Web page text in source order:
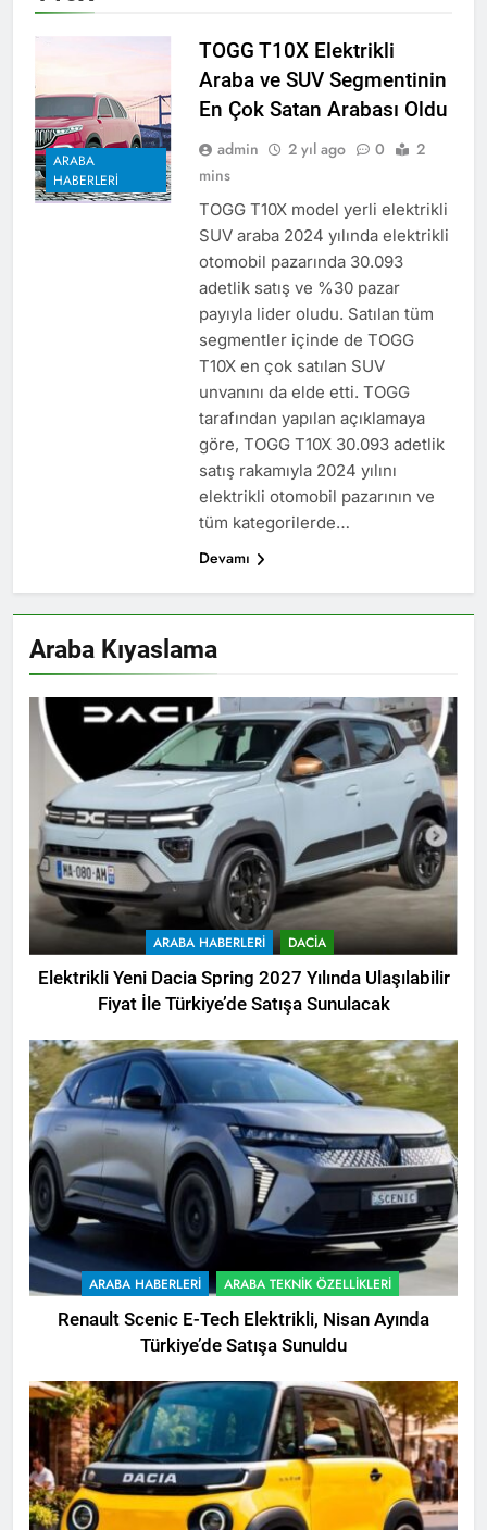
Araba Kıyaslama
ARABA HABERLERI DACIA
Elektrikli Yeni Dacia Spring 2027 Yılında Ulaşılabilir
Fiyat İle Türkiye’de Satışa Sunulacak
ARABA HABERLERI ARABA TEKNIK ÖZELLIKLERI
Renault Scenic E-Tech Elektrikli, Nisan Ayında
Türkiye’de Satışa Sunuldu
ARABA
HABERLERI
TOGG T10X Elektrikli
Araba ve SUV Segmentinin
En Çok Satan Arabası Oldu
admin 2 yıl ago 0
2
mins
TOGG T10X model yerli elektrikli
SUV araba 2024 yılında elektrikli
otomobil pazarında 30.093
adetlik satış ve %30 pazar
payıyla lider oludu. Satılan tüm
segmentler içinde de TOGG
T10X en çok satılan SUV
unvanını da elde etti. TOGG
tarafından yapılan açıklamaya
göre, TOGG T10X 30.093 adetlik
satış rakamıyla 2024 yılını
elektrikli otomobil pazarının ve
tüm kategorilerde…
Devamı